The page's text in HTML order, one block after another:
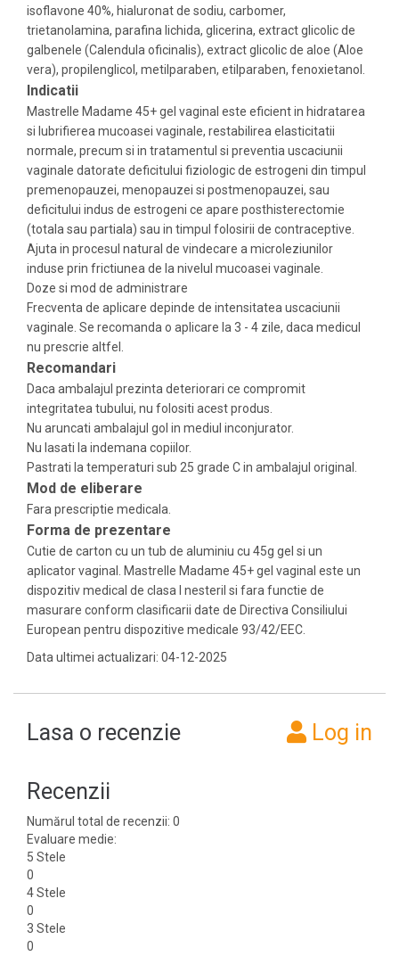
isoflavone 40%, hialuronat de sodiu, carbomer,
trietanolamina, parafina lichida, glicerina, extract glicolic de
galbenele (Calendula oficinalis), extract glicolic de aloe (Aloe
vera), propilenglicol, metilparaben, etilparaben, fenoxietanol.
Indicatii
Mastrelle Madame 45+ gel vaginal este eficient in hidratarea
si lubrifierea mucoasei vaginale, restabilirea elasticitatii
normale, precum si in tratamentul si preventia uscaciunii
vaginale datorate deficitului fiziologic de estrogeni din timpul
premenopauzei, menopauzei si postmenopauzei, sau
deficitului indus de estrogeni ce apare posthisterectomie
(totala sau partiala) sau in timpul folosirii de contraceptive.
Ajuta in procesul natural de vindecare a microleziunilor
induse prin frictiunea de la nivelul mucoasei vaginale.
Doze si mod de administrare
Frecventa de aplicare depinde de intensitatea uscaciunii
vaginale. Se recomanda o aplicare la 3 - 4 zile, daca medicul
nu prescrie altfel.
Recomandari
Daca ambalajul prezinta deteriorari ce compromit
integritatea tubului, nu folositi acest produs.
Nu aruncati ambalajul gol in mediul inconjurator.
Nu lasati la indemana copiilor.
Pastrati la temperaturi sub 25 grade C in ambalajul original.
Mod de eliberare
Fara prescriptie medicala.
Forma de prezentare
Cutie de carton cu un tub de aluminiu cu 45g gel si un
aplicator vaginal. Mastrelle Madame 45+ gel vaginal este un
dispozitiv medical de clasa I nesteril si fara functie de
masurare conform clasificarii date de Directiva Consiliului
European pentru dispozitive medicale 93/42/EEC.
Data ultimei actualizari: 04-12-2025
Lasa o recenzie Log in
Recenzii
Numărul total de recenzii: 0
Evaluare medie:
5 Stele
0
4 Stele
0
3 Stele
0